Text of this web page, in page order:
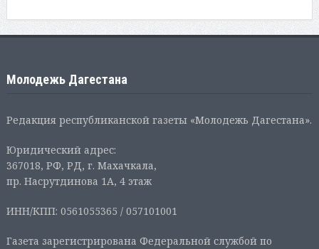
Молодежь Дагестана
Редакция республиканской газеты «Молодежь Дагестана».
Юридический адрес:
367018, РФ, РД, г. Махачкала,
пр. Насрутдинова 1А, 4 этаж
ИНН/КПП: 0561055365 / 057101001
Газета зарегистрирована Федеральной службой по